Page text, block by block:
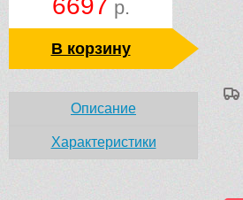
6697 р.
В корзину
Описание
Характеристики